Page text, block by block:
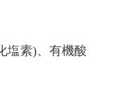
塩素)、有機酸